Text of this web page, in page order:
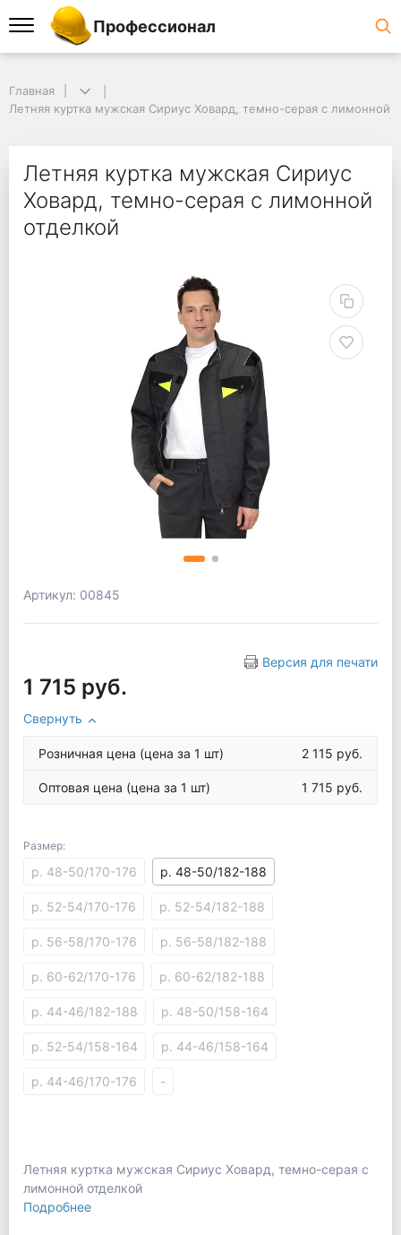
Профессионал
Главная
Летняя куртка мужская Сириус Ховард, темно-серая с лимонной
Летняя куртка мужская Сириус
Ховард, темно-серая с лимонной
отделкой
Артикул: 00845
Версия для печати
1 715 руб.
Свернуть
Розничная цена (цена за 1 шт) 2 115 руб.
Оптовая цена (цена за 1 шт) 1 715 руб.
Размер:
р. 48-50/170-176 р. 48-50/182-188
р. 52-54/170-176 р. 52-54/182-188
р. 56-58/170-176 р. 56-58/182-188
р. 60-62/170-176 р. 60-62/182-188
р. 44-46/182-188 р. 48-50/158-164
р. 52-54/158-164 р. 44-46/158-164
р. 44-46/170-176 -
Летняя куртка мужская Сириус Ховард, темно-серая с
лимонной отделкой
Подробнее